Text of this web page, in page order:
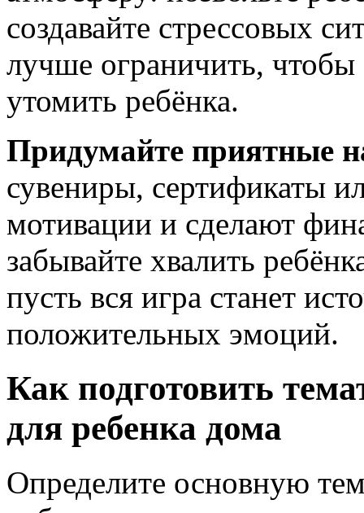
создавайте стрессовых
лучше ограничить, чтобы
утомить ребёнка.
Придумайте приятные
сувениры, сертификаты
мотивации и сделают
забывайте хвалить
пусть вся игра станет
положительных эмоций.
Как подготовить
для ребенка дома
Определите основную